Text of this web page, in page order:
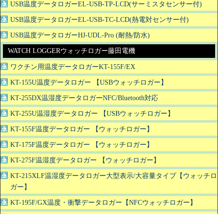
USB温度データロガーEL-USB-TP-LCD(サーミスタセンサー付)
USB温度データロガーEL-USB-TC-LCD(熱電対センサー付)
USB温度データロガーHJ-UDL-Pro (耐熱/防水)
WATCH LOGGERウォッチロガー藤田電機
ワクチン用温度データロガーKT-155F/EX
KT-155U温度データロガー 【USBウォッチロガー】
KT-255DX温湿度データロガーNFC/Bluetooth対応
KT-255U温湿度データロガー 【USBウォッチロガー】
KT-155F温度データロガー 【ウォッチロガー】
KT-175F温度データロガー 【ウォッチロガー】
KT-275F温湿度データロガー 【ウォッチロガー】
KT-215XLF温湿度データロガー大型表示/大容量タイプ【ウォッチロ
ガー】
KT-195F/GX温度・衝撃データロガー【NFCウォッチロガー】